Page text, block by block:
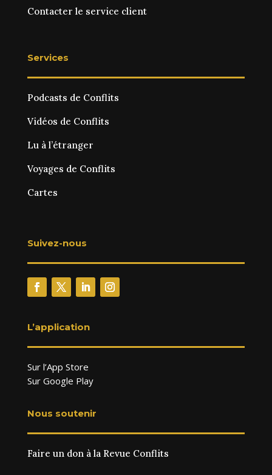
Contacter le service client
Services
Podcasts de Conflits
Vidéos de Conflits
Lu à l’étranger
Voyages de Conflits
Cartes
Suivez-nous
L’application
Sur l’App Store
Sur Google Play
Nous soutenir
Faire un don à la Revue Conflits